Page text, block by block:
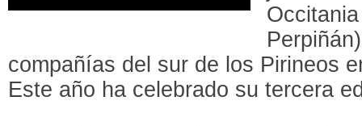
compañías del sur de los Pirineos
Este año ha celebrado su tercera